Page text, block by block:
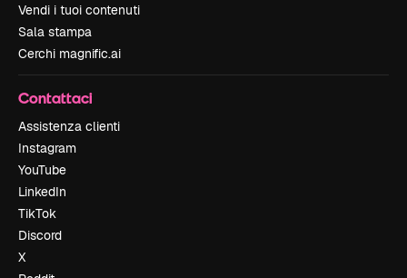
Vendi i tuoi contenuti
Sala stampa
Cerchi magnific.ai
Contattaci
Assistenza clienti
Instagram
YouTube
LinkedIn
TikTok
Discord
X